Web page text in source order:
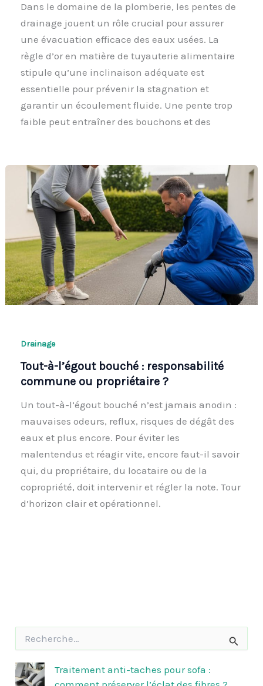
Dans le domaine de la plomberie, les pentes de
drainage jouent un rôle crucial pour assurer
une évacuation efficace des eaux usées. La
règle d’or en matière de tuyauterie alimentaire
stipule qu’une inclinaison adéquate est
essentielle pour prévenir la stagnation et
garantir un écoulement fluide. Une pente trop
faible peut entraîner des bouchons et des
Drainage
Tout-à-l’égout bouché : responsabilité
commune ou propriétaire ?
Un tout-à-l’égout bouché n’est jamais anodin :
mauvaises odeurs, reflux, risques de dégât des
eaux et plus encore. Pour éviter les
malentendus et réagir vite, encore faut-il savoir
qui, du propriétaire, du locataire ou de la
copropriété, doit intervenir et régler la note. Tour
d’horizon clair et opérationnel.
h
e
Traitement anti-taches pour sofa :